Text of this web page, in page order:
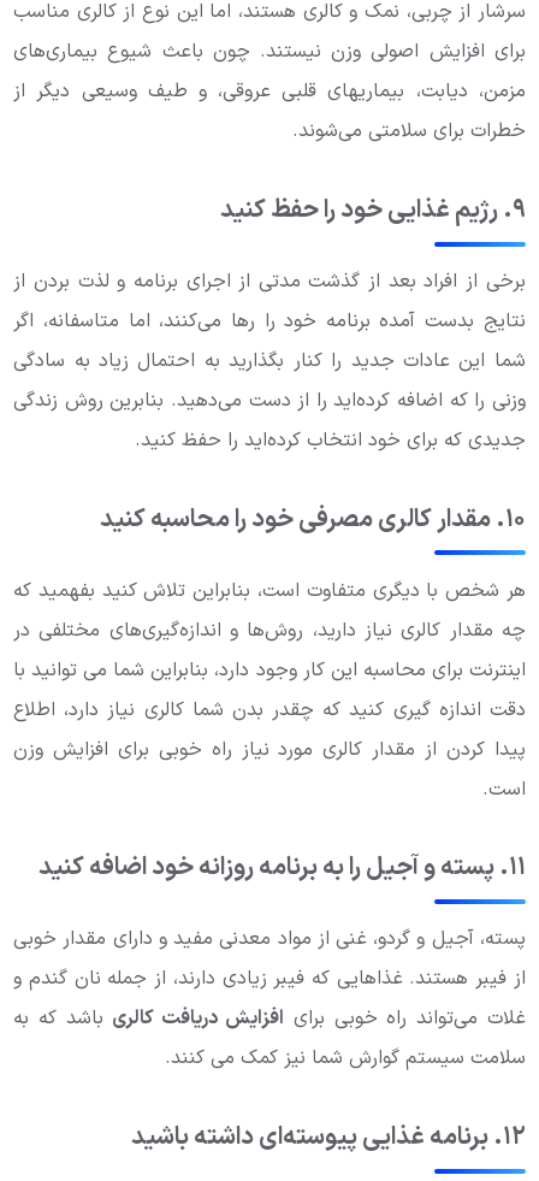
سرشار از چربی، نمک و کالری هستند، اما این نوع از کالری مناسب
برای افزایش اصولی وزن نیستند. چون باعث شیوع بیماری‌های
مزمن، دیابت، بیماریهای قلبی عروقی، و طیف وسیعی دیگر از
خطرات برای سلامتی می‌شوند.
۹. رژیم غذایی خود را حفظ کنید
برخی از افراد بعد از گذشت مدتی از اجرای برنامه و لذت بردن از
نتایج بدست آمده برنامه خود را رها می‌کنند، اما متاسفانه، اگر
شما این عادات جدید را کنار بگذارید به احتمال زیاد به سادگی
وزنی را که اضافه کرده‌اید را از دست می‌دهید. بنابرین روش زندگی
جدیدی که برای خود انتخاب کرده‌اید را حفظ کنید.
۱۰. مقدار کالری مصرفی خود را محاسبه کنید
هر شخص با دیگری متفاوت است، بنابراین تلاش کنید بفهمید که
چه مقدار کالری نیاز دارید، روش‌ها و اندازه‌گیری‌های مختلفی در
اینترنت برای محاسبه این کار وجود دارد، بنابراین شما می توانید با
دقت اندازه گیری کنید که چقدر بدن شما کالری نیاز دارد، اطلاع
پیدا کردن از مقدار کالری مورد نیاز راه خوبی برای افزایش وزن
است.
۱۱. پسته و آجیل را به برنامه روزانه خود اضافه کنید
پسته، آجیل و گردو، غنی از مواد معدنی مفید و دارای مقدار خوبی
از فیبر هستند. غذاهایی که فیبر زیادی دارند، از جمله نان گندم و
غلات می‌تواند راه خوبی برای افزایش دریافت کالری باشد که به
سلامت سیستم گوارش شما نیز کمک می کنند.
۱۲. برنامه غذایی پیوسته‌ای داشته باشید